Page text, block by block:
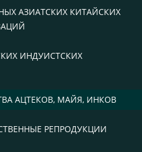
АЗИАТСКИХ КИТАЙСКИХ
ИНДУИСТСКИХ
АЦТЕКОВ, МАЙЯ, ИНКОВ
РЕПРОДУКЦИИ